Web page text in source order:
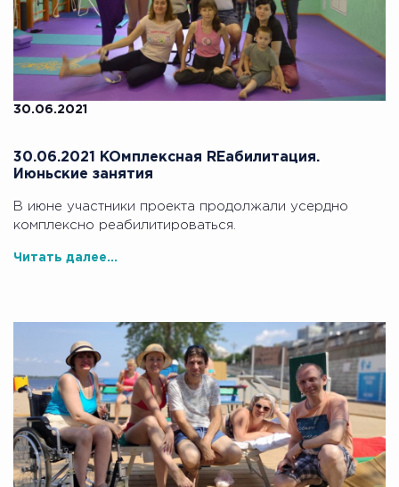
30.06.2021
30.06.2021 KOмплексная REабилитация.
Июньские занятия
В июне участники проекта продолжали усердно
комплексно реабилитироваться.
Читать далее...